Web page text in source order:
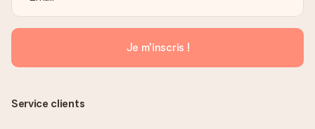
Je m'inscris !
Service clients